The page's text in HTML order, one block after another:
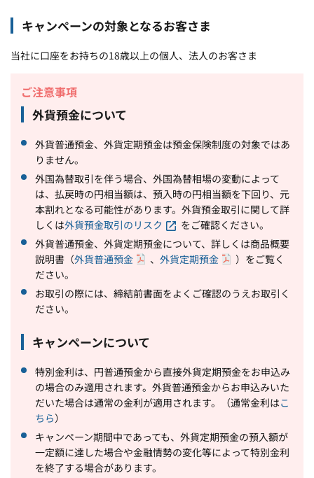
キャンペーンの対象となるお客さま
当社に口座をお持ちの18歳以上の個人、法人のお客さま
ご注意事項
外貨預金について
外貨普通預金、外貨定期預金は預金保険制度の対象ではあ
りません。
外国為替取引を伴う場合、外国為替相場の変動によって
は、払戻時の円相当額は、預入時の円相当額を下回り、元
本割れとなる可能性があります。外貨預金取引に関して詳
しくは外貨預金取引のリスク
をご確認ください。
外貨普通預金、外貨定期預金について、詳しくは商品概要
説明書（外貨普通預金 、 外貨定期預金
）をご覧く
ださい。
お取引の際には、締結前書面をよくご確認のうえお取引く
ださい。
キャンペーンについて
特別金利は、円普通預金から直接外貨定期預金をお申込み
の場合のみ適用されます。外貨普通預金からお申込みいた
だいた場合は通常の金利が適用されます。（通常金利はこ
ちら）
キャンペーン期間中であっても、外貨定期預金の預入額が
一定額に達した場合や金融情勢の変化等によって特別金利
を終了する場合があります。